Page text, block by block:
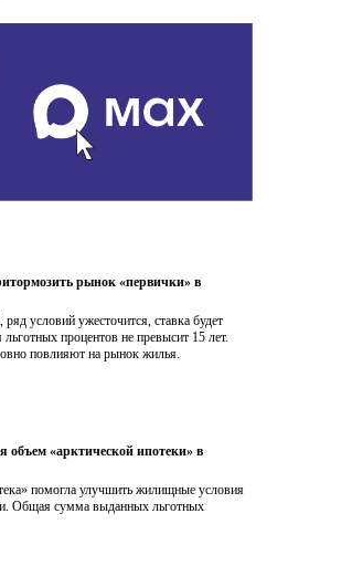
рынок «первички» в
условий ужесточится, ставка будет
процентов не превысит 15 лет.
повлияют на рынок жилья.
объем «арктической ипотеки» в
помогла улучшить жилищные условия
Общая сумма выданных льготных